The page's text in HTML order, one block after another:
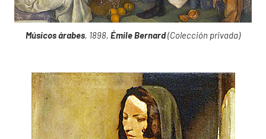
Músicos árabes, 1898, Émile Bernard(Colección privada)